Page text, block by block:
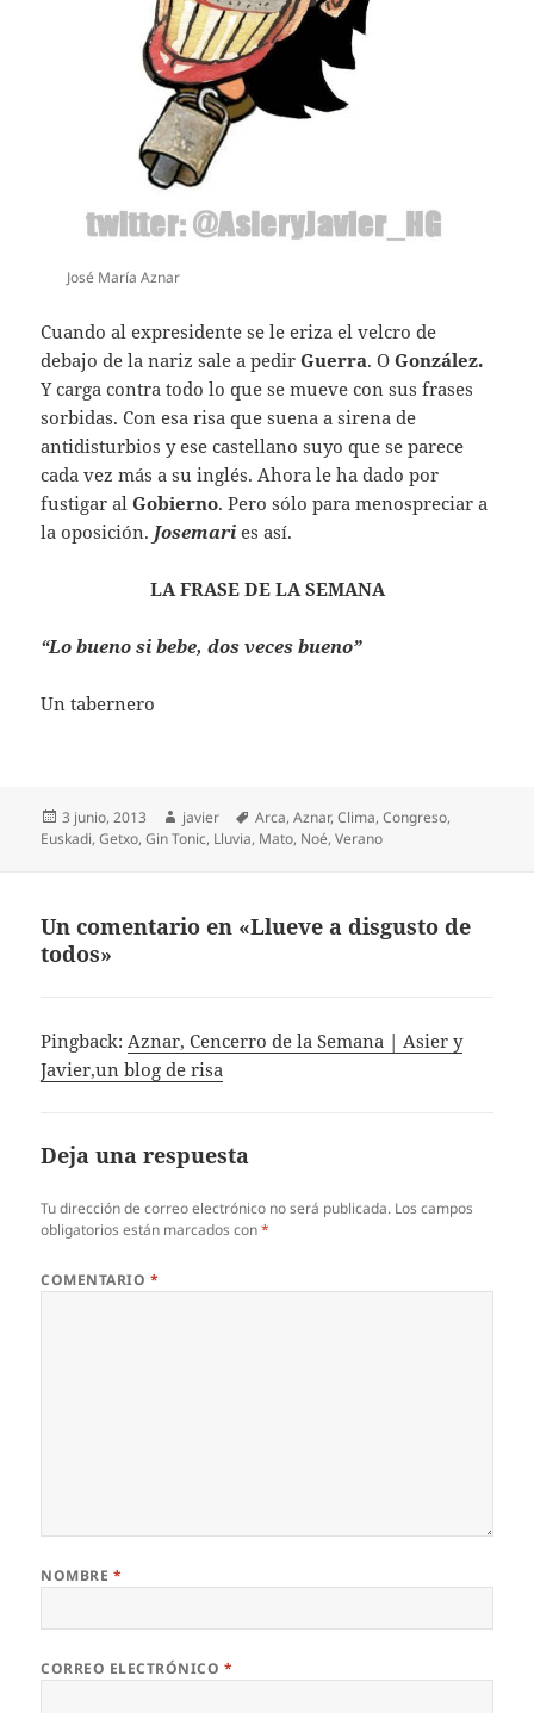
José María Aznar
Cuando al expresidente se le eriza el velcro de
debajo de la nariz sale a pedirGuerra. OGonzález.
Y carga contra todo lo que se mueve con sus frases
sorbidas. Con esa risa que suena a sirena de
antidisturbios y ese castellano suyo que se parece
cada vez más a su inglés. Ahora le ha dado por
fustigar alGobierno. Pero sólo para menospreciar a
la oposición. Josemaries así.
LA FRASE DE LA SEMANA
“Lo bueno si bebe, dos veces bueno”
Un tabernero
Publicado
el
3 junio, 2013 Autor
javier Etiquetas
Arca,Aznar,Clima,Congreso,
Euskadi,Getxo,Gin Tonic, Lluvia, Mato, Noé,Verano
Un comentario en «Llueve a disgusto de
todos»
Pingback:Aznar, Cencerro de la Semana | Asier y
Javier,un blog de risa
Deja una respuesta
Tu dirección de correo electrónico no será publicada. Los campos
obligatorios están marcados con*
COMENTARIO *
NOMBRE *
CORREO ELECTRÓNICO *